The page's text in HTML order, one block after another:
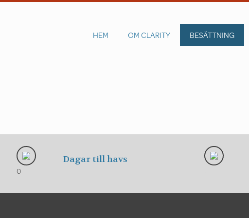
HEM OM CLARITY BESÄTTNING
Dagar till havs
0 -